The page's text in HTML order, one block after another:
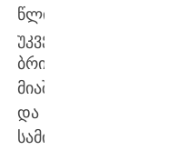
წლიდან
უკვე
ბრიტანეთს
მიაშურა
და
სამი